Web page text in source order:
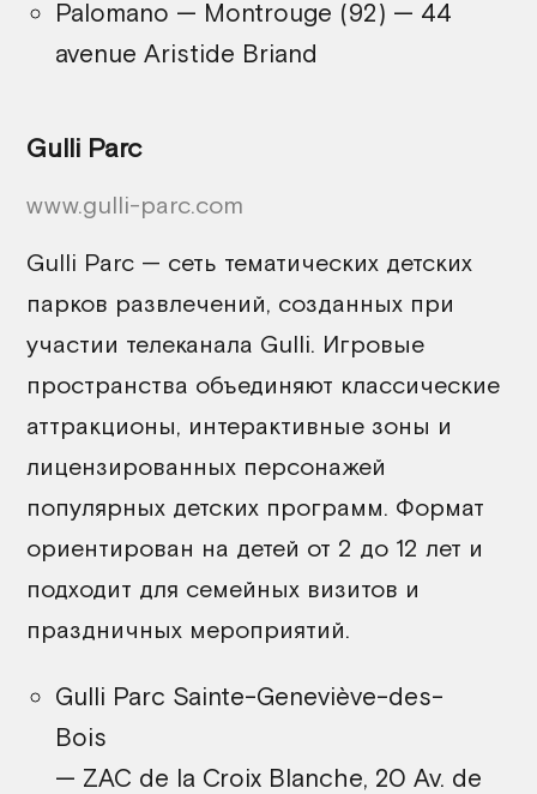
Palomano — Montrouge (92) — 44
avenue Aristide Briand
Gulli Parc
www.gulli-parc.com
Gulli Parc — сеть тематических детских
парков развлечений, созданных при
участии телеканала Gulli. Игровые
пространства объединяют классические
аттракционы, интерактивные зоны и
лицензированных персонажей
популярных детских программ. Формат
ориентирован на детей от 2 до 12 лет и
подходит для семейных визитов и
праздничных мероприятий.
Gulli Parc Sainte-Geneviève-des-
Bois
— ZAC de la Croix Blanche, 20 Av. de